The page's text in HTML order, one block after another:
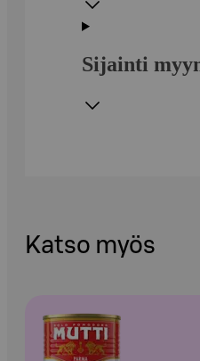
Sijainti
Katso myös